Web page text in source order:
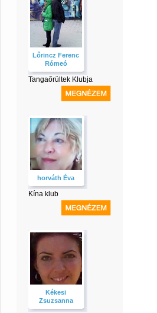
Lőrincz Ferenc
Rómeó
Tangaőrültek Klubja
horváth Éva
Kína klub
Kékesi
Zsuzsanna